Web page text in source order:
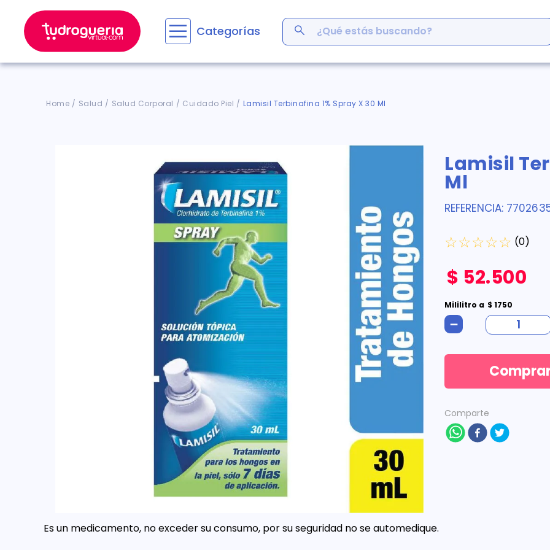
Categorías
¿Qué estás buscando?
Salud Salud Corporal Cuidado Piel Lamisil Terbinafina 1% Spray X 30 Ml
Lamisil
Ml
REFERENCIA:
☆☆☆☆☆ (0)
$ 52.500
Mililitro a $ 1750
－
Comparte
Es un medicamento, no exceder su consumo, por su seguridad no se automedique.
2
acerumen
6.
cyclofem
7.
pañales
8.
acetaminofén
9.
wegovy
10. enterogermina